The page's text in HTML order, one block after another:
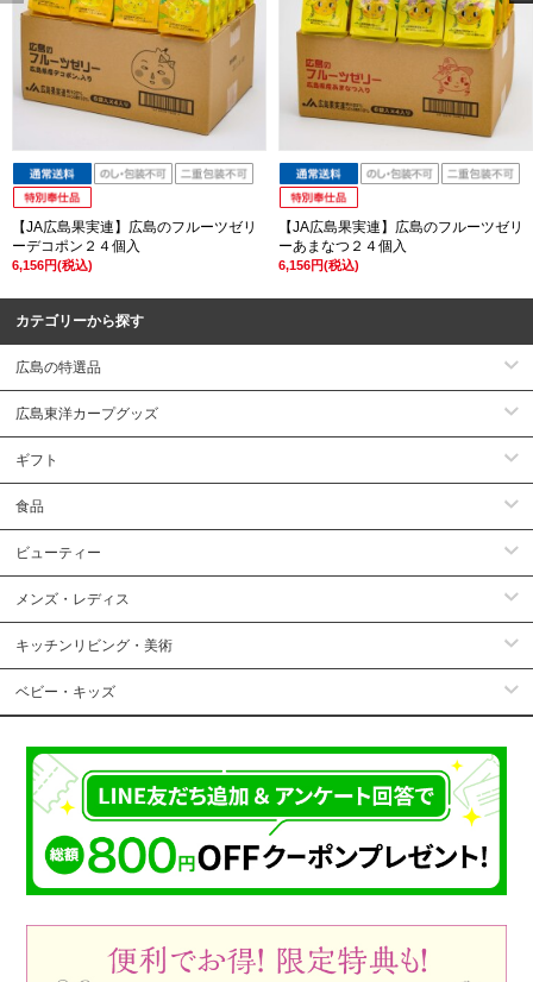
【JA広島果実連】広島のフルーツゼリ
ーデコポン２４個入
6,156円(税込)
【JA広島果実連】広島のフルーツゼリ
ーあまなつ２４個入
6,156円(税込)
カテゴリーから探す
広島の特選品
広島東洋カープグッズ
ギフト
食品
ビューティー
メンズ・レディス
キッチンリビング・美術
ベビー・キッズ